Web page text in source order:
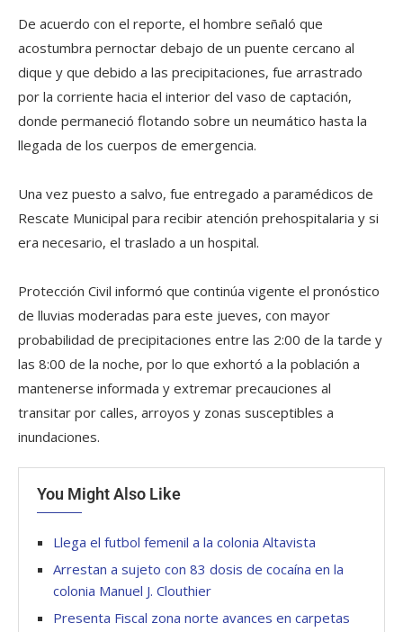
De acuerdo con el reporte, el hombre señaló que
acostumbra pernoctar debajo de un puente cercano al
dique y que debido a las precipitaciones, fue arrastrado
por la corriente hacia el interior del vaso de captación,
donde permaneció flotando sobre un neumático hasta la
llegada de los cuerpos de emergencia.
Una vez puesto a salvo, fue entregado a paramédicos de
Rescate Municipal para recibir atención prehospitalaria y si
era necesario, el traslado a un hospital.
Protección Civil informó que continúa vigente el pronóstico
de lluvias moderadas para este jueves, con mayor
probabilidad de precipitaciones entre las 2:00 de la tarde y
las 8:00 de la noche, por lo que exhortó a la población a
mantenerse informada y extremar precauciones al
transitar por calles, arroyos y zonas susceptibles a
inundaciones.
You Might Also Like
Llega el futbol femenil a la colonia Altavista
Arrestan a sujeto con 83 dosis de cocaína en la
colonia Manuel J. Clouthier
Presenta Fiscal zona norte avances en carpetas